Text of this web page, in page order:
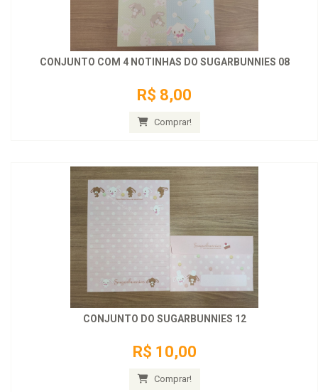
CONJUNTO COM 4 NOTINHAS DO SUGARBUNNIES 08
R$ 8,00
Comprar!
CONJUNTO DO SUGARBUNNIES 12
R$ 10,00
Comprar!